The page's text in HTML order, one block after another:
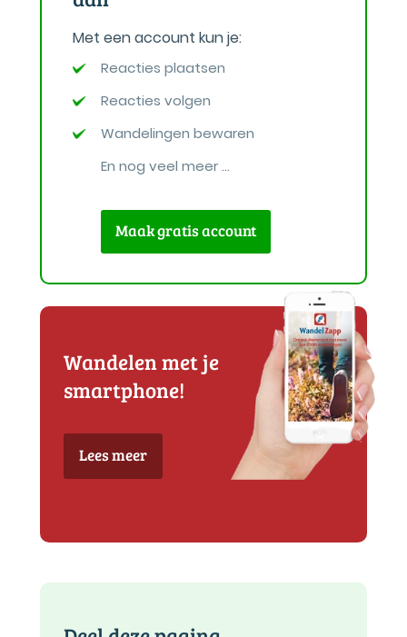
Met een account kun je:
Reacties plaatsen
Reacties volgen
Wandelingen bewaren
En nog veel meer ...
Maak gratis account
Wandelen met je
smartphone!
Lees meer